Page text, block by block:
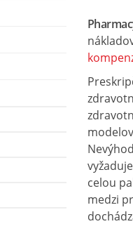
celou
medzi